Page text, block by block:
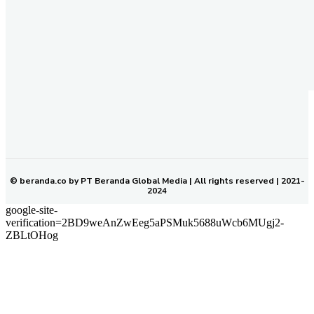
© beranda.co by PT Beranda Global Media | All rights reserved | 2021-
2024
google-site-
verification=2BD9weAnZwEeg5aPSMuk5688uWcb6MUgj2-
ZBLtOHog